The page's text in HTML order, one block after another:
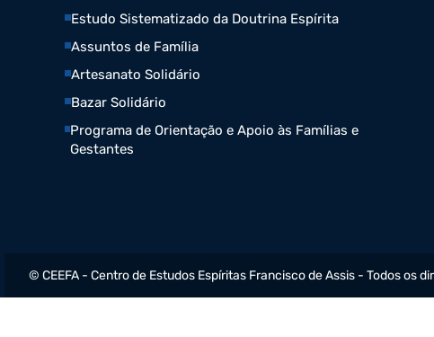
Estudo Sistematizado da Doutrina Espírita
Assuntos de Família
Artesanato Solidário
Bazar Solidário
Programa de Orientação e Apoio às Famílias e
Gestantes
© CEEFA - Centro de Estudos Espíritas Francisco de Assis - Todos os